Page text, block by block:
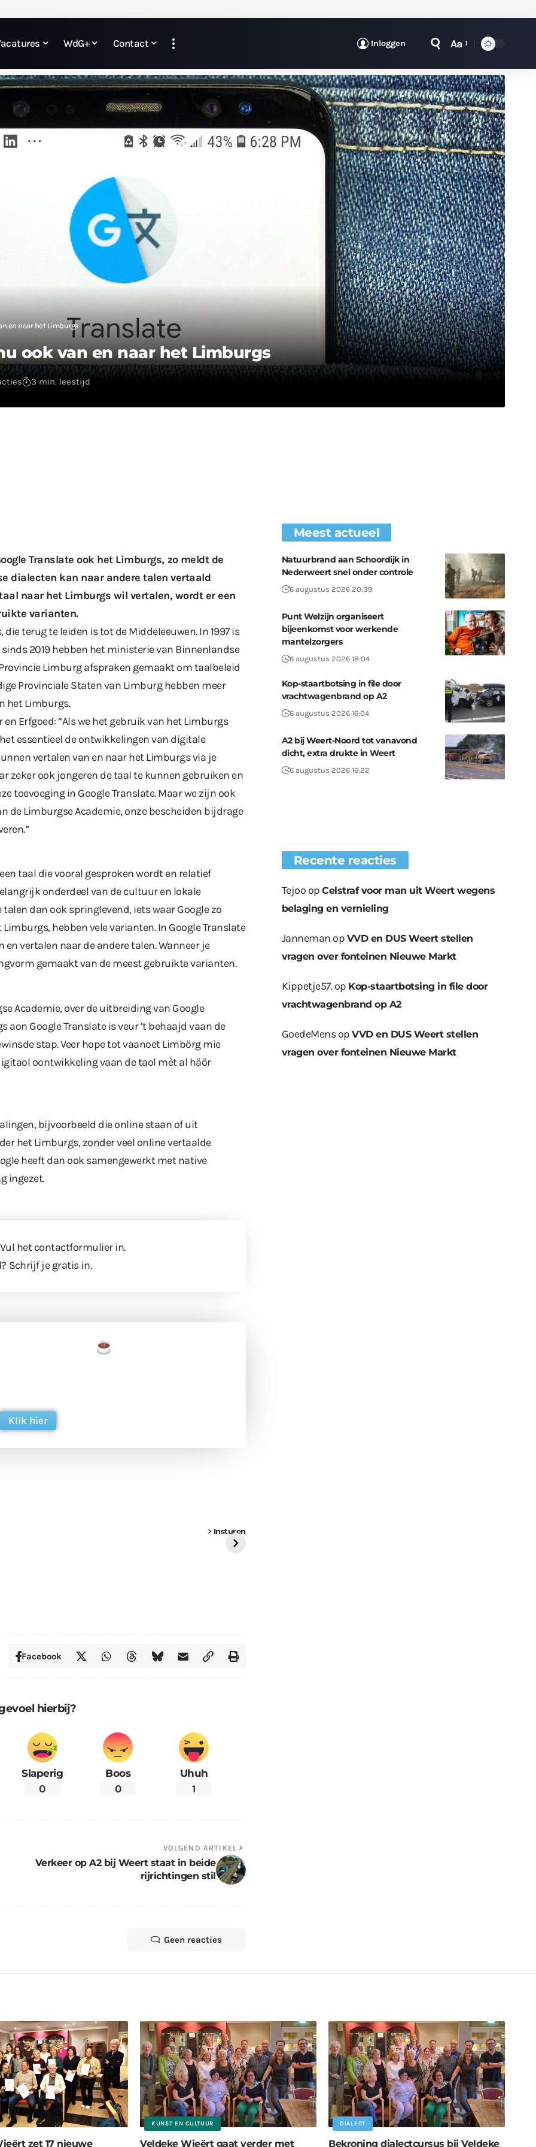
WdG+ Contact Inloggen Aa
en naar het Limburgs
ook van en naar het Limburgs
3 min. leestijd
Translate ook het Limburgs, zo meldt de
dialecten kan naar andere talen vertaald
naar het Limburgs wil vertalen, wordt er een
varianten.
terug te leiden is tot de Middeleeuwen. In 1997 is
2019 hebben het ministerie van Binnenlandse
Limburg afspraken gemaakt om taalbeleid
Provinciale Staten van Limburg hebben meer
het Limburgs.
Erfgoed: “Als we het gebruik van het Limburgs
essentieel de ontwikkelingen van digitale
vertalen van en naar het Limburgs via je
zeker ook jongeren de taal te kunnen gebruiken en
toevoeging in Google Translate. Maar we zijn ook
de Limburgse Academie, onze bescheiden bijdrage
taal die vooral gesproken wordt en relatief
onderdeel van de cultuur en lokale
dan ook springlevend, iets waar Google zo
hebben vele varianten. In Google Translate
vertalen naar de andere talen. Wanneer je
gemaakt van de meest gebruikte varianten.
Academie, over de uitbreiding van Google
aon Google Translate is veur ’t behaajd vaan de
stap. Veer hope tot vaanoet Limbörg mie
oontwikkeling vaan de taol mèt al häör
bijvoorbeeld die online staan of uit
het Limburgs, zonder veel online vertaalde
heeft dan ook samengewerkt met native
ingezet.
het contactformulierin.
Schrijf je gratis in.
Klik hier
Insturen
Facebook
hierbij?
Slaperig
0
Boos
0
Uhuh
1
VOLGEND ARTIKEL
Verkeer op A2 bij Weert staat in beide
rijrichtingen stil
Geen reacties
Meest actueel
Natuurbrand aan Schoordijk in
Nederweert snel onder controle
6 augustus 2026 20:39
Punt Welzijn organiseert
bijeenkomst voor werkende
mantelzorgers
6 augustus 2026 18:04
Kop-staartbotsing in file door
vrachtwagenbrand op A2
6 augustus 2026 16:04
A2 bij Weert-Noord tot vanavond
dicht, extra drukte in Weert
6 augustus 2026 16:22
Recente reacties
Tejoo opCelstraf voor man uit Weert wegens
belaging en vernieling
Janneman op VVD en DUS Weert stellen
vragen over fonteinen Nieuwe Markt
Kippetje57.op Kop-staartbotsing in file door
vrachtwagenbrand op A2
GoedeMensopVVD en DUS Weert stellen
vragen over fonteinen Nieuwe Markt
zet 17 nieuwe
KUNST EN CULTUUR
Veldeke Wieërt gaat verder met
DIALECT
Bekroning dialectcursus bij Veldeke